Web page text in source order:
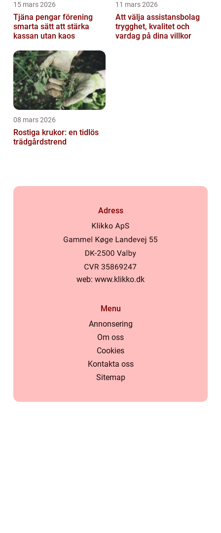
15 mars 2026
Tjäna pengar förening
smarta sätt att stärka
kassan utan kaos
11 mars 2026
Att välja assistansbolag
trygghet, kvalitet och
vardag på dina villkor
08 mars 2026
Rostiga krukor: en tidlös
trädgårdstrend
Adress
web: www.klikko.dk
Menu
Annonsering
Om oss
Cookies
Kontakta oss
Sitemap